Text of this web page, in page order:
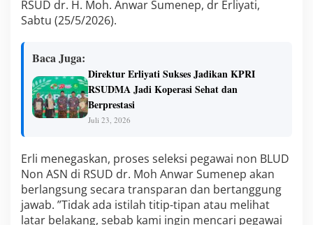
RSUD dr. H. Moh. Anwar Sumenep, dr Erliyati,
Sabtu (25/5/2026).
Baca Juga:
Direktur Erliyati Sukses Jadikan KPRI
RSUDMA Jadi Koperasi Sehat dan
Berprestasi
Juli 23, 2026
Erli menegaskan, proses seleksi pegawai non BLUD
Non ASN di RSUD dr. Moh Anwar Sumenep akan
berlangsung secara transparan dan bertanggung
jawab. ”Tidak ada istilah titip-tipan atau melihat
latar belakang, sebab kami ingin mencari pegawai